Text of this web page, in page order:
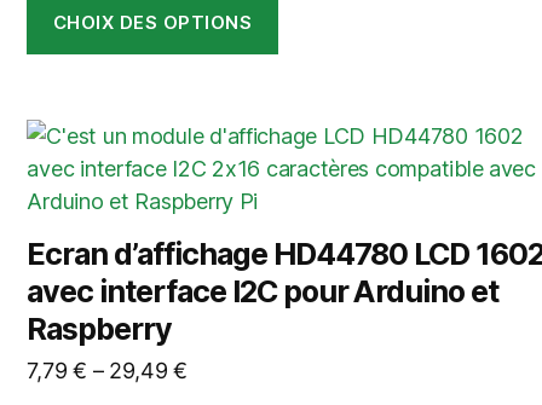
CHOIX DES OPTIONS
peuvent
la
page
du
produit
Ecran d’affichage HD44780 LCD
avec interface I2C pour Arduino et
Raspberry
7,79€ – 29,49€
Ce
produit
a
variations.
Les
options
peuvent